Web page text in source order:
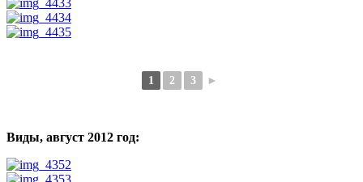
1 2 3 ►
Виды, август 2012 год: